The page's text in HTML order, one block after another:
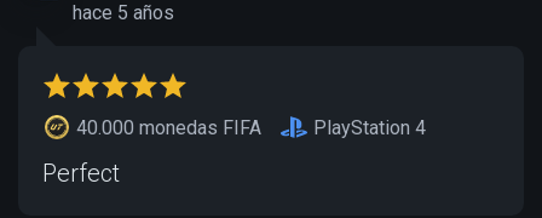
hace 5 años
40.000 monedas FIFA PlayStation 4
Perfect